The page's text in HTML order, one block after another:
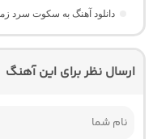
دانلود آهنگ به سکوت سرد
ارسال نظر برای این آهنگ